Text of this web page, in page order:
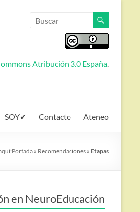
Atribución 3.0 España.
SOY✔ Contacto Ateneo
Portada » Recomendaciones » Etapas
en NeuroEducación